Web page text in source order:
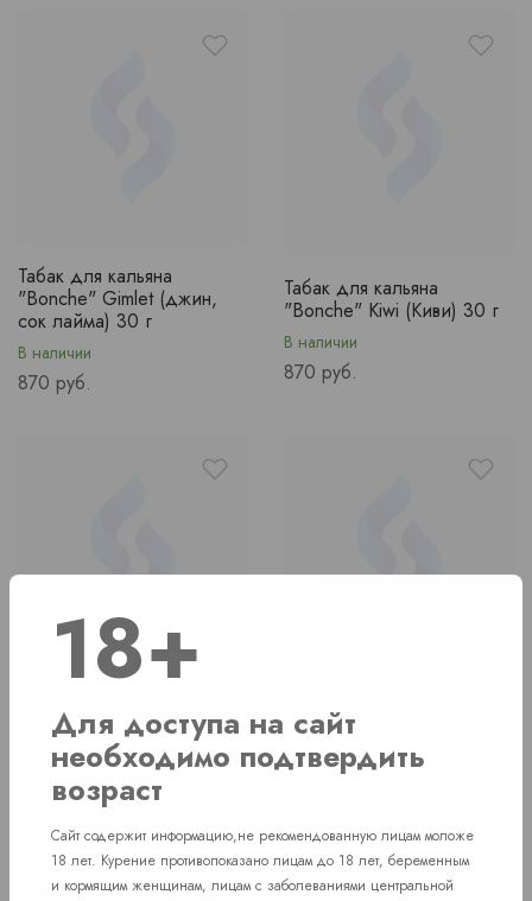
Табак для кальяна
"Bonche" Gimlet (джин,
сок лайма) 30 г
В наличии
Price
870 руб.
Табак для кальяна
"Bonche" Kiwi (Киви) 30 г
В наличии
Price
870 руб.
Табак для кальяна
"Bonche" Pear (Груша) 30 г
Price
870 руб.
"Bonche" Singapore Sling
(Джин, Ананас, Вишня) 30
г
Price
870 руб.
18+
Для доступа на сайт
необходимо подтвердить
возраст
Сайт содержит информацию,не рекомендованную лицам моложе
18 лет. Курение противопоказано лицам до 18 лет, беременным
и кормящим женщинам, лицам с заболеваниями центральной